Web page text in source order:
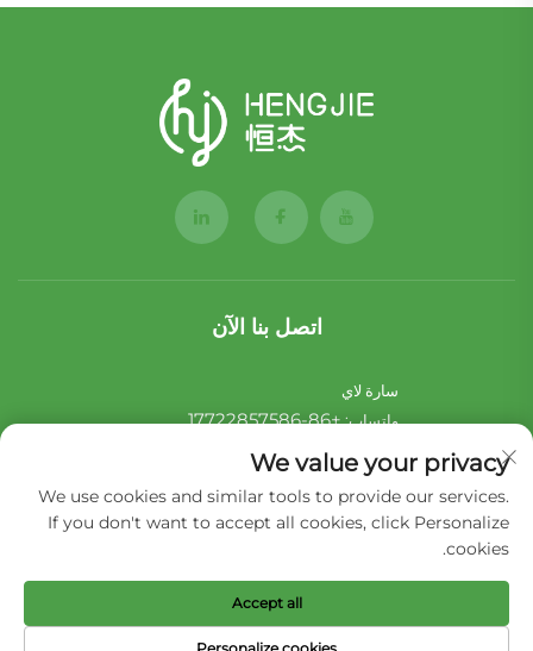
اتصل بنا الآن
سارة لاي
واتساب:+86-17722857586
البريد الإلكتروني:
نوئي سو
حقوق النشر © 2026 شركة لياونينغ هينغجي للمنتجات الحيوانات الأليفة
We value your privacy
We use cookies and similar tools to provide our services.
If you don't want to accept all cookies, click Personalize
cookies.
Accept all